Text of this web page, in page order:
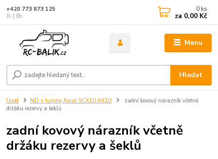
Menu
Hledat
+420 773 873 125
8-18h
0 ks
za 0,00 Kč
Úvod ND + tuning Axial SCX10 AX10
zadní kovový nárazník včetně
držáku rezervy a šeklů
zadní kovový nárazník včetně
držáku rezervy a šeklů